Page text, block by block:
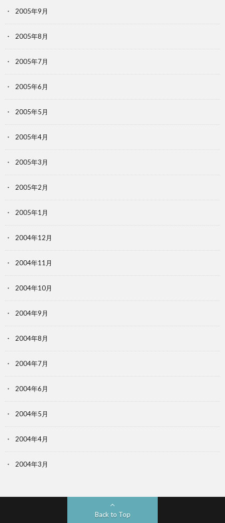
2005年9月
2005年8月
2005年7月
2005年6月
2005年5月
2005年4月
2005年3月
2005年2月
2005年1月
2004年12月
2004年11月
2004年10月
2004年9月
2004年8月
2004年7月
2004年6月
2004年5月
2004年4月
2004年3月
Back to Top